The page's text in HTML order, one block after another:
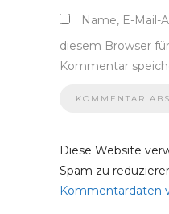
Name, E-Mail-
diesem Browser
Kommentar
Diese Website
Spam zu
Kommentardaten